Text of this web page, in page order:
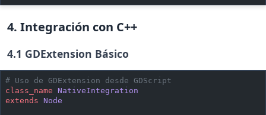
4. Integración con C++
4.1 GDExtension Básico
# Uso de GDExtension desde GDScript
class_name NativeIntegration
extends Node